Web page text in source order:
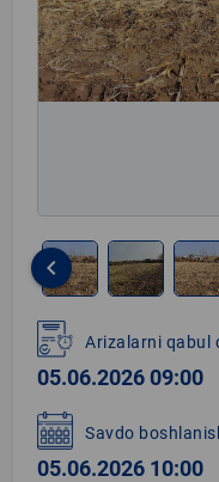
1
of
6
keyboard_arrow_left
Arizalarni qabul
05.06.2026 09:00
Savdo
05.06.2026 10:00